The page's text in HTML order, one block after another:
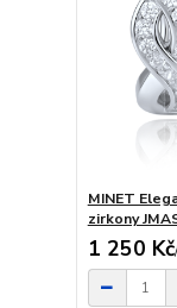
MINET
zirkony
1 250 Kč/